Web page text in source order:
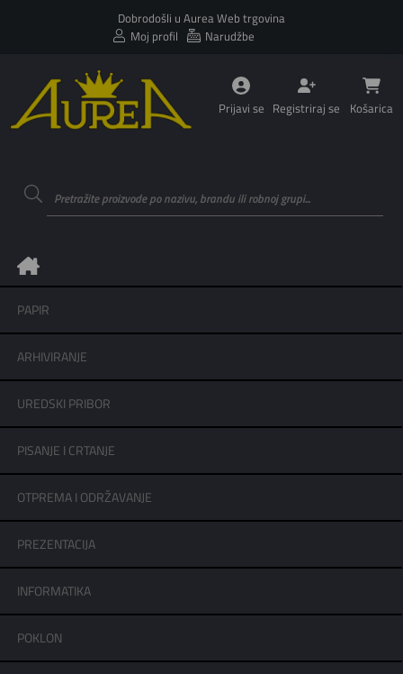
Dobrodošli u Aurea Web trgovina
Moj profil
Narudžbe
Prijavi se Registriraj se Košarica
PAPIR
ARHIVIRANJE
UREDSKI PRIBOR
PISANJE I CRTANJE
OTPREMA I ODRŽAVANJE
PREZENTACIJA
INFORMATIKA
POKLON